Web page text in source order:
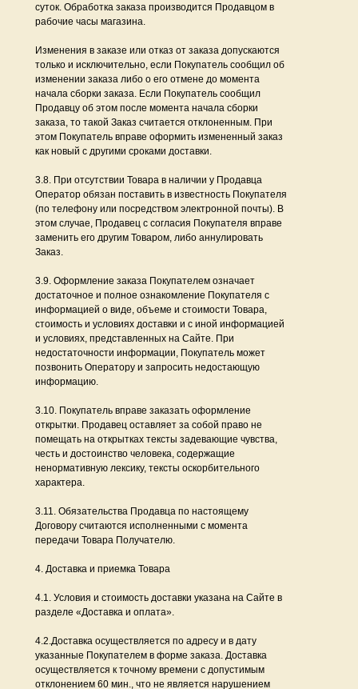
суток. Обработка заказа производится Продавцом в
рабочие часы магазина.
Изменения в заказе или отказ от заказа допускаются
только и исключительно, если Покупатель сообщил об
изменении заказа либо о его отмене до момента
начала сборки заказа. Если Покупатель сообщил
Продавцу об этом после момента начала сборки
заказа, то такой Заказ считается отклоненным. При
этом Покупатель вправе оформить измененный заказ
как новый с другими сроками доставки.
3.8. При отсутствии Товара в наличии у Продавца
Оператор обязан поставить в известность Покупателя
(по телефону или посредством электронной почты). В
этом случае, Продавец с согласия Покупателя вправе
заменить его другим Товаром, либо аннулировать
Заказ.
3.9. Оформление заказа Покупателем означает
достаточное и полное ознакомление Покупателя с
информацией о виде, объеме и стоимости Товара,
стоимость и условиях доставки и с иной информацией
и условиях, представленных на Сайте. При
недостаточности информации, Покупатель может
позвонить Оператору и запросить недостающую
информацию.
3.10. Покупатель вправе заказать оформление
открытки. Продавец оставляет за собой право не
помещать на открытках тексты задевающие чувства,
честь и достоинство человека, содержащие
ненормативную лексику, тексты оскорбительного
характера.
3.11. Обязательства Продавца по настоящему
Договору считаются исполненными с момента
передачи Товара Получателю.
4. Доставка и приемка Товара
4.1. Условия и стоимость доставки указана на Сайте в
разделе «Доставка и оплата».
4.2.Доставка осуществляется по адресу и в дату
указанные Покупателем в форме заказа. Доставка
осуществляется к точному времени с допустимым
отклонением 60 мин., что не является нарушением